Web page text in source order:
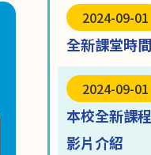
2024-09-01
全新課堂時
2024-09-01
本校全新課
影片介紹